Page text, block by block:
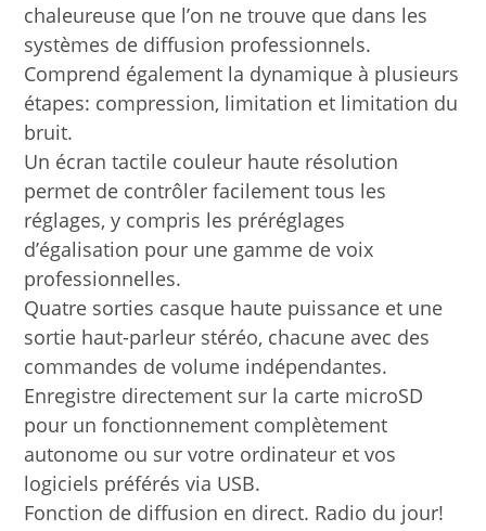
chaleureuse que l’on ne trouve que dans les
systèmes de diffusion professionnels.
Comprend également la dynamique à plusieurs
étapes: compression, limitation et limitation du
bruit.
Un écran tactile couleur haute résolution
permet de contrôler facilement tous les
réglages, y compris les préréglages
d’égalisation pour une gamme de voix
professionnelles.
Quatre sorties casque haute puissance et une
sortie haut-parleur stéréo, chacune avec des
commandes de volume indépendantes.
Enregistre directement sur la carte microSD
pour un fonctionnement complètement
autonome ou sur votre ordinateur et vos
logiciels préférés via USB.
Fonction de diffusion en direct. Radio du jour!